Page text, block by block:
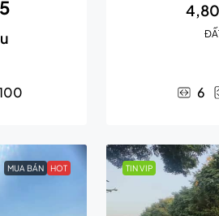
6
MUA BÁN HOT TIN VIP